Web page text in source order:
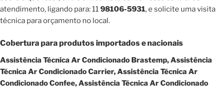
atendimento, ligando para: 1198106-5931, e solicite uma visita
técnica para orçamento no local.
Cobertura para produtos importados e nacionais
Assistência Técnica Ar Condicionado Brastemp, Assistência
Técnica Ar Condicionado Carrier, Assistência Técnica Ar
Condicionado Confee, Assistência Técnica Ar Condicionado